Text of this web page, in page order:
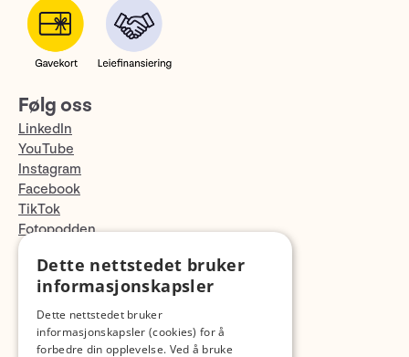
Følg oss
LinkedIn
YouTube
Instagram
Facebook
TikTok
Fotopodden
Med forbehold om skrive- og lagerfeil
Dette nettstedet bruker
informasjonskapsler
Dette nettstedet bruker
informasjonskapsler (cookies) for å
forbedre din opplevelse. Ved å bruke